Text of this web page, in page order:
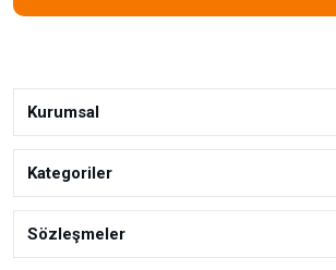
Kurumsal
Kategoriler
Sözleşmeler